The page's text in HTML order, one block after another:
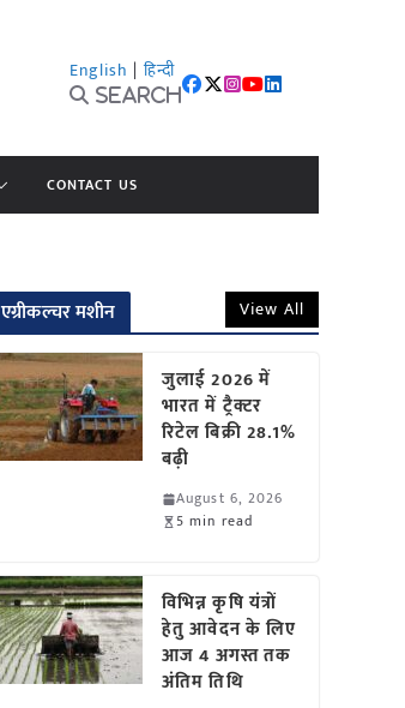
English | हिन्दी
Search
CONTACT US
एग्रीकल्चर मशीन View All
जुलाई 2026 में
भारत में ट्रैक्टर
रिटेल बिक्री 28.1%
बढ़ी
August 6, 2026
5 min read
विभिन्न कृषि यंत्रों
हेतु आवेदन के लिए
आज 4 अगस्त तक
अंतिम तिथि